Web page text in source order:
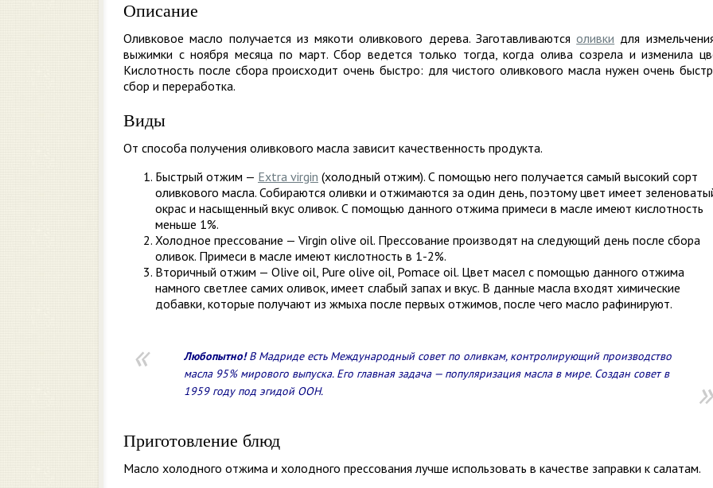
Описание
Оливковое масло получается из мякоти оливкового дерева. Заготавливаютсяоливки для
выжимки с ноября месяца по март. Сбор ведется только тогда, когда олива созрела и изменила
Кислотность после сбора происходит очень быстро: для чистого оливкового масла нужен очень
сбор и переработка.
Виды
От способа получения оливкового масла зависит качественность продукта.
Быстрый отжим — Extra virgin (холодный отжим). С помощью него получается самый высокий сорт
оливкового масла. Собираются оливки и отжимаются за один день, поэтому цвет имеет
окрас и насыщенный вкус оливок. С помощью данного отжима примеси в масле имеют кислотность
меньше 1%.
Холодное прессование — Virgin olive oil. Прессование производят на следующий день после сбора
оливок. Примеси в масле имеют кислотность в 1-2%.
Вторичный отжим — Olive oil, Pure olive oil, Pomace oil. Цвет масел с помощью данного отжима
намного светлее самих оливок, имеет слабый запах и вкус. В данные масла входят химические
добавки, которые получают из жмыха после первых отжимов, после чего масло рафинируют.
Любопытно!В Мадриде есть Международный совет по оливкам, контролирующий производство
масла 95% мирового выпуска. Его главная задача — популяризация масла в мире. Создан совет в
1959 году под эгидой ООН.
Приготовление блюд
Масло холодного отжима и холодного прессования лучше использовать в качестве заправки к салатам.